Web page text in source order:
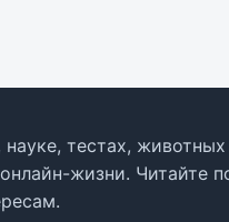
тестах,
жизни. Читайте